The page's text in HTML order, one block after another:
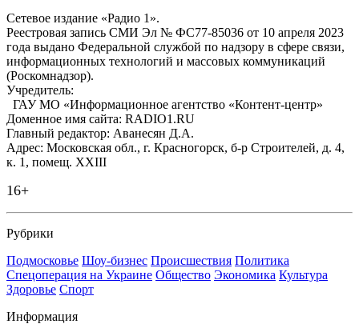
Сетевое издание «Радио 1».
Реестровая запись СМИ Эл № ФС77-85036 от 10 апреля 2023
года выдано Федеральной службой по надзору в сфере связи,
информационных технологий и массовых коммуникаций
(Роскомнадзор).
Учредитель:
ГАУ МО «Информационное агентство «Контент-центр»
Доменное имя сайта: RADIO1.RU
Главный редактор: Аванесян Д.А.
Адрес: Московская обл., г. Красногорск, б-р Строителей, д. 4,
к. 1, помещ. XXIII
16+
Рубрики
Подмосковье Шоу-бизнес Происшествия Политика
Спецоперация на Украине Общество Экономика Культура
Здоровье Спорт
Информация